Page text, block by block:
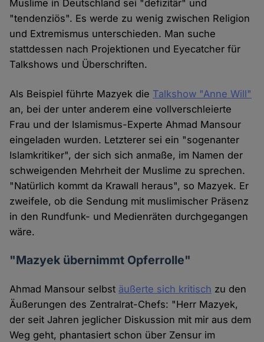
Muslime in Deutschland sei "defizitär" und
"tendenziös". Es werde zu wenig zwischen Religion
und Extremismus unterschieden. Man suche
stattdessen nach Projektionen und Eyecatcher für
Talkshows und Überschriften.
Als Beispiel führte Mazyek die Talkshow "Anne Will"
an, bei der unter anderem eine vollverschleierte
Frau und der Islamismus-Experte Ahmad Mansour
eingeladen wurden. Letzterer sei ein "sogenanter
Islamkritiker", der sich sich anmaße, im Namen der
schweigenden Mehrheit der Muslime zu sprechen.
"Natürlich kommt da Krawall heraus", so Mazyek. Er
zweifele, ob die Sendung mit muslimischer Präsenz
in den Rundfunk- und Medienräten durchgegangen
wäre.
"Mazyek übernimmt Opferrolle"
Ahmad Mansour selbst äußerte sich kritisch zu den
Äußerungen des Zentralrat-Chefs: "Herr Mazyek,
der seit Jahren jeglicher Diskussion mit mir aus dem
Weg geht, phantasiert schon über Zensur im